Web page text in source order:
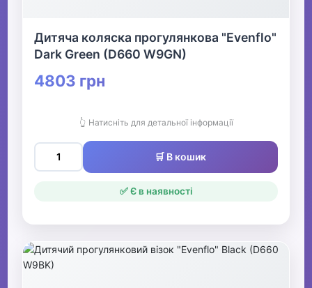
Дитяча коляска прогулянкова "Evenflo"
Dark Green (D660 W9GN)
4803 грн
👆 Натисніть для детальної інформації
🛒 В кошик
✅ Є в наявності